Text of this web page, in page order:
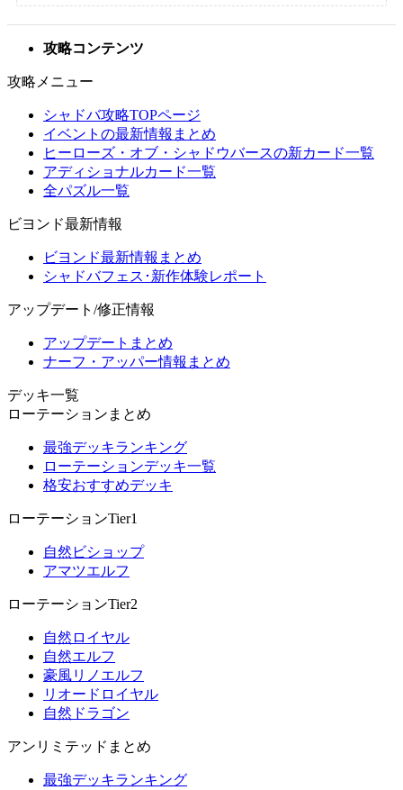
攻略コンテンツ
攻略メニュー
シャドバ攻略TOPページ
イベントの最新情報まとめ
ヒーローズ・オブ・シャドウバースの新カード一覧
アディショナルカード一覧
全パズル一覧
ビヨンド最新情報
ビヨンド最新情報まとめ
シャドバフェス･新作体験レポート
アップデート/修正情報
アップデートまとめ
ナーフ・アッパー情報まとめ
デッキ一覧
ローテーションまとめ
最強デッキランキング
ローテーションデッキ一覧
格安おすすめデッキ
ローテーションTier1
自然ビショップ
アマツエルフ
ローテーションTier2
自然ロイヤル
自然エルフ
豪風リノエルフ
リオードロイヤル
自然ドラゴン
アンリミテッドまとめ
最強デッキランキング